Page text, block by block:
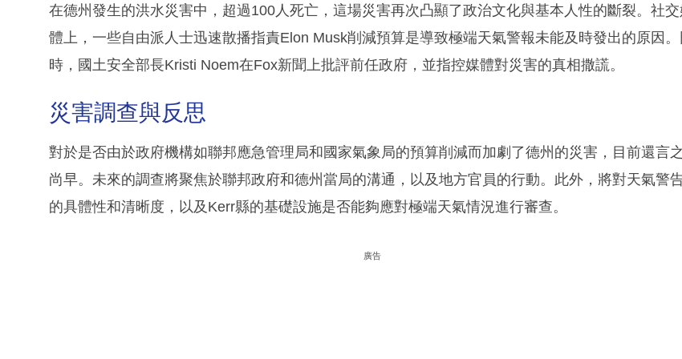
在德州發生的洪水災害中，超過100人死亡，這場災害再次凸顯了政治文化與基本人性的斷裂。社交
體上，一些自由派人士迅速散播指責Elon Musk削減預算是導致極端天氣警報未能及時發出的原因。
時，國土安全部長Kristi Noem在Fox新聞上批評前任政府，並指控媒體對災害的真相撒謊。
災害調查與反思
對於是否由於政府機構如聯邦應急管理局和國家氣象局的預算削減而加劇了德州的災害，目前還言之
尚早。未來的調查將聚焦於聯邦政府和德州當局的溝通，以及地方官員的行動。此外，將對天氣警
的具體性和清晰度，以及Kerr縣的基礎設施是否能夠應對極端天氣情況進行審查。
廣告